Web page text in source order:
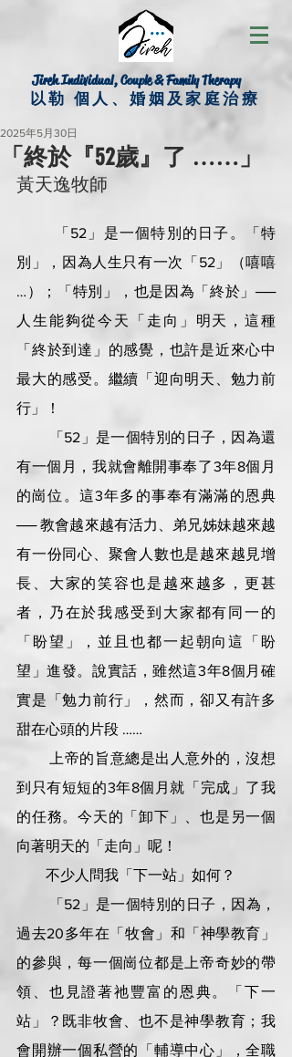
Jireh Individual, Couple & Family Therapy
以勒 個人、婚姻及家庭治療
「終於『52歲』了 ……」
2025年5月30日
黃天逸牧師
「52」是一個特別的日子。「特
別」，因為人生只有一次「52」（嘻嘻
…）；「特別」，也是因為「終於」──
人生能夠從今天「走向」明天，這種
「終於到達」的感覺，也許是近來心中
最大的感受。繼續「迎向明天、勉力前
行」！
「52」是一個特別的日子，因為還
有一個月，我就會離開事奉了3年8個月
的崗位。這3年多的事奉有滿滿的恩典
── 教會越來越有活力、弟兄姊妹越來越
有一份同心、聚會人數也是越來越見增
長、大家的笑容也是越來越多，更甚
者，乃在於我感受到大家都有同一的
「盼望」，並且也都一起朝向這「盼
望」進發。說實話，雖然這3年8個月確
實是「勉力前行」，然而，卻又有許多
甜在心頭的片段 ……
上帝的旨意總是出人意外的，沒想
到只有短短的3年8個月就「完成」了我
的任務。今天的「卸下」、也是另一個
向著明天的「走向」呢！
不少人問我「下一站」如何？
「52」是一個特別的日子，因為，
過去20多年在「牧會」和「神學教育」
的參與，每一個崗位都是上帝奇妙的帶
領、也見證著祂豐富的恩典。「下一
站」？既非牧會、也不是神學教育；我
會開辦一個私營的「輔導中心」，全職